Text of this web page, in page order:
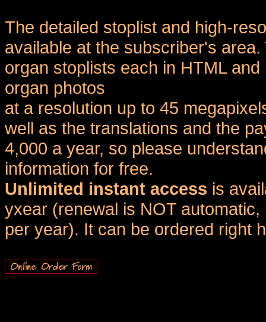
The detailed stoplist and high-
available at the subscriber's
organ stoplists each in HTML
organ photos
at a resolution up to 45
well as the translations and the
4,000 a year, so please
information for free.
Unlimited instant access is
yxear (renewal is NOT
per year). It can be ordered right